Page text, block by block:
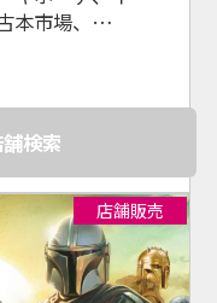
本市場、
ップ、その他
店 等
検索
店舗販売